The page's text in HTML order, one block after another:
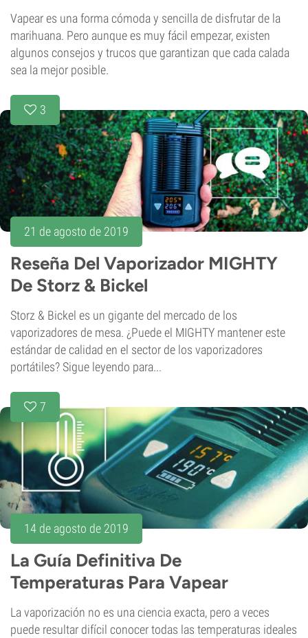
Vapear es una forma cómoda y sencilla de disfrutar de la
marihuana. Pero aunque es muy fácil empezar, existen
algunos consejos y trucos que garantizan que cada calada
sea la mejor posible.
3
21 de agosto de 2019
Reseña Del Vaporizador MIGHTY
De Storz & Bickel
Storz & Bickel es un gigante del mercado de los
vaporizadores de mesa. ¿Puede el MIGHTY mantener este
estándar de calidad en el sector de los vaporizadores
portátiles? Sigue leyendo para...
7
14 de agosto de 2019
La Guía Definitiva De
Temperaturas Para Vapear
La vaporización no es una ciencia exacta, pero a veces
puede resultar difícil conocer todas las temperaturas ideales